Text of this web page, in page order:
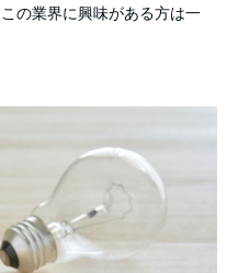
の業界に興味がある方は一